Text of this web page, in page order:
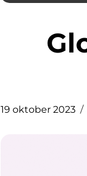
Glow Up Tips – Att Skina
19 oktober 2023